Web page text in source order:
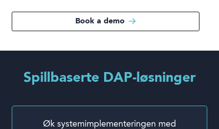
Book a demo
Spillbaserte DAP-løsninger
Øk systemimplementeringen med